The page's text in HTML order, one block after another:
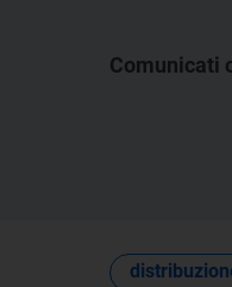
Comunicati